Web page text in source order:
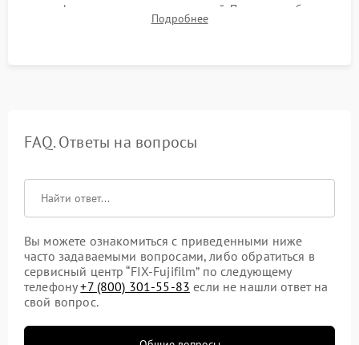
автофокуса и отсутствия искажений. Проверка работы
диафрагмы на закрытых значениях и тестирование
Подробнее
FAQ. Ответы на вопросы
Вы можете ознакомиться с приведенными ниже
часто задаваемыми вопросами, либо обратиться в
сервисный центр “FIX-Fujifilm” по следующему
телефону+7 (800) 301-55-83 если не нашли ответ на
свой вопрос.